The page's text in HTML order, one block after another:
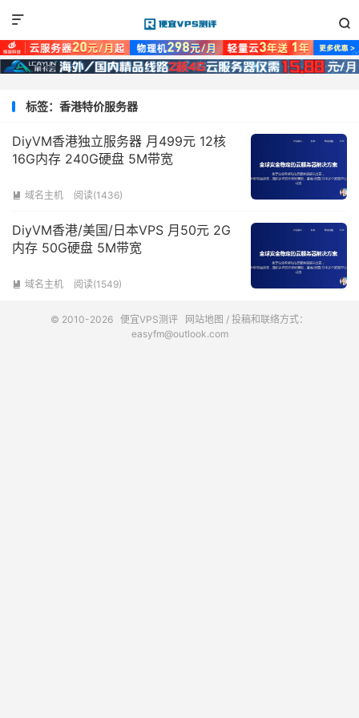


标签：香港特价服务器
DiyVM香港独立服务器 月499元 12核
16G内存 240G硬盘 5M带宽
 域名主机 阅读(1436)
DiyVM香港/美国/日本VPS 月50元 2G
内存 50G硬盘 5M带宽
 域名主机 阅读(1549)
© 2010-2026 便宜VPS测评 网站地图 / 投稿和联络方式：
easyfm@outlook.com